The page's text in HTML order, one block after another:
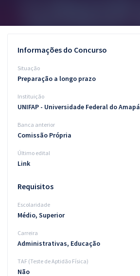
Conteúdo gratuito
Blog
Informações do Concurso
Situação
Preparação a longo prazo
Instituição
UNIFAP - Universidade Federal do Amapá
Banca anterior
Comissão Própria
Último edital
Link
Requisitos
Escolaridade
Médio, Superior
Carreira
Administrativas, Educação
TAF (Teste de Aptidão Física)
Não